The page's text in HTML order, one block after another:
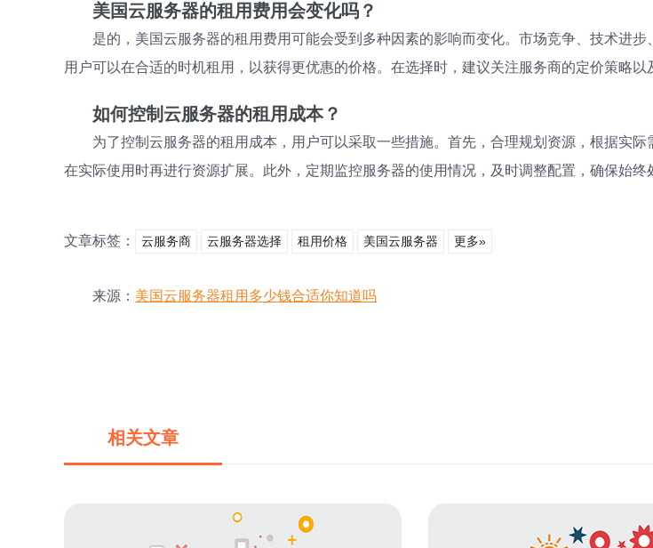
美国云服务器的租用费用会变化吗？
是的，美国云服务器的租用费用可能会受到多种因素的影响而变化。市场竞争、技术进
用户可以在合适的时机租用，以获得更优惠的价格。在选择时，建议关注服务商的定价策略以
如何控制云服务器的租用成本？
为了控制云服务器的租用成本，用户可以采取一些措施。首先，合理规划资源，根据实
在实际使用时再进行资源扩展。此外，定期监控服务器的使用情况，及时调整配置，确保始终
文章标签： 云服务商 云服务器选择 租用价格 美国云服务器 更多»
来源： 美国云服务器租用多少钱合适你知道吗
相关文章